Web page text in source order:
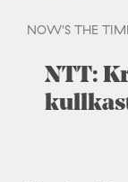
NOW'S THE
NTT: